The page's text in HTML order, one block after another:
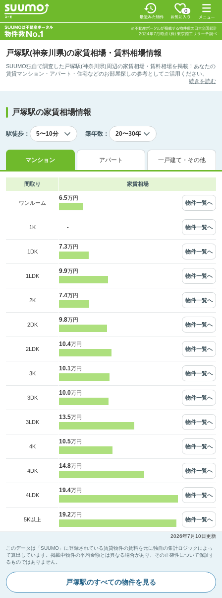
0
戸塚駅(神奈川県)の家賃相場・賃料相場情報
SUUMO独自で調査した戸塚駅(神奈川県)周辺の家賃相場・賃料相場を掲載！あなたの
賃貸マンション・アパート・住宅などのお部屋探しの参考としてご活用ください。
続きを読む
戸塚駅の家賃相場情報
駅徒歩： 築年数：
マンション アパート 一戸建て・その他
間取り 家賃相場
ワンルーム
6.5万円
物件一覧へ
1K - 物件一覧へ
1DK
7.3万円
物件一覧へ
1LDK
9.9万円
物件一覧へ
2K
7.4万円
物件一覧へ
2DK
9.8万円
物件一覧へ
2LDK
10.4万円
物件一覧へ
3K
10.1万円
物件一覧へ
3DK
10.0万円
物件一覧へ
3LDK
13.5万円
物件一覧へ
4K
10.5万円
物件一覧へ
4DK
14.8万円
物件一覧へ
4LDK
19.4万円
物件一覧へ
5K以上
19.2万円
物件一覧へ
2026年7月10日更新
このデータは「SUUMO」に登録されている賃貸物件の賃料を元に独自の集計ロジックによっ
て算出しています。掲載中物件の平均金額とは異なる場合があり、その正確性について保証す
るものではありません。
戸塚駅のすべての物件を見る